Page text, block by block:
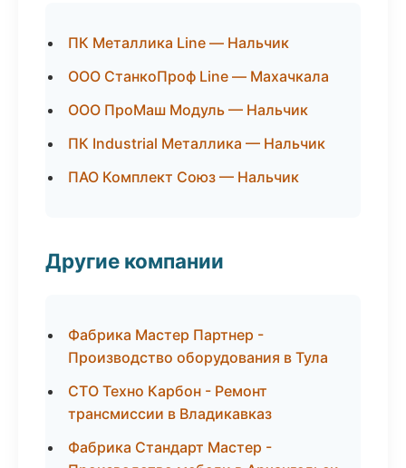
ПК Металлика Line — Нальчик
ООО СтанкоПроф Line — Махачкала
ООО ПроМаш Модуль — Нальчик
ПК Industrial Металлика — Нальчик
ПАО Комплект Союз — Нальчик
Другие компании
Фабрика Мастер Партнер -
Производство оборудования в Тула
СТО Техно Карбон - Ремонт
трансмиссии в Владикавказ
Фабрика Стандарт Мастер -